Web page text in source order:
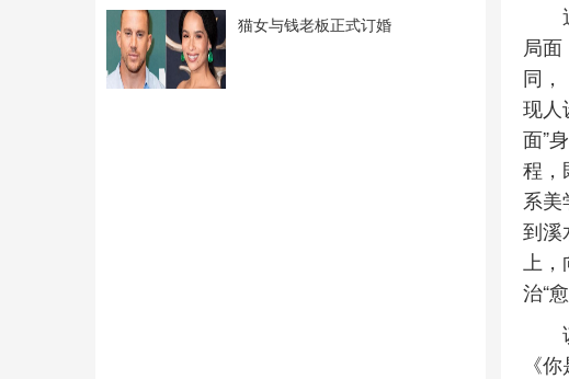
猫女与钱老板正式订婚
局
同
现人
面”
程，
系美
到溪
上
治“
《